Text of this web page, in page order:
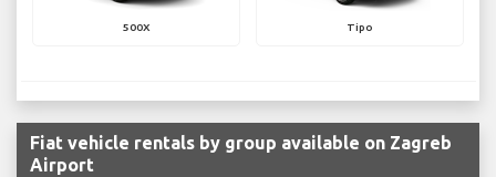
500X Tipo
Fiat vehicle rentals by group available on Zagreb
Airport